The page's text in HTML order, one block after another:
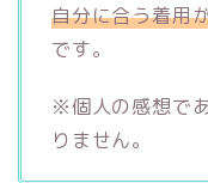
自分に合う着用
です。
※個人の感想で
りません。